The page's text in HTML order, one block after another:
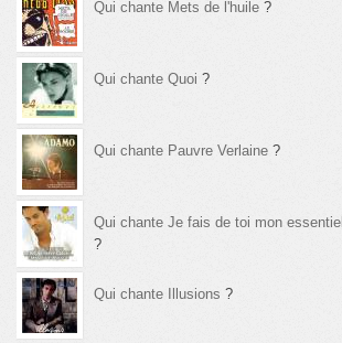
Qui chante Mets de l'huile ?
Qui chante Quoi ?
Qui chante Pauvre Verlaine ?
Qui chante Je fais de toi mon essentiel
?
Qui chante Illusions ?